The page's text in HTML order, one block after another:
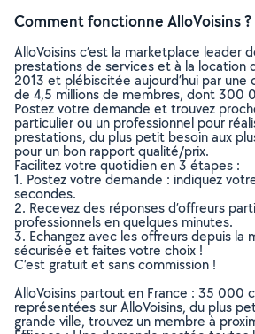
Comment fonctionne AlloVoisins ?
AlloVoisins c’est la marketplace leader
prestations de services et à la location
2013 et plébiscitée aujourd’hui par
de 4,5 millions de membres, dont 300
Postez votre demande et trouvez
particulier ou un professionnel pour
prestations, du plus petit besoin aux
pour un bon rapport qualité/prix.
Facilitez votre quotidien en 3 étapes :
1. Postez votre demande : indiquez
secondes.
2. Recevez des réponses d’offreurs
professionnels en quelques minutes.
3. Echangez avec les offreurs depuis la
sécurisée et faites votre choix !
C’est gratuit et sans commission !
AlloVoisins partout en France : 35 000
représentées sur AlloVoisins, du plus
grande ville, trouvez un membre à